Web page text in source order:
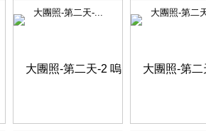
大團照-第二天-... 大團照-第二